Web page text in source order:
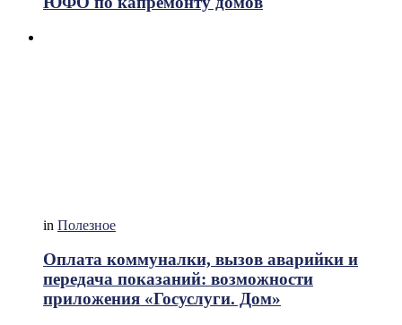
in Полезное
Оплата коммуналки, вызов аварийки и
передача показаний: возможности
приложения «Госуслуги. Дом»